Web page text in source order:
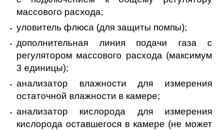
массового расхода;
уловитель флюса (для защиты помпы);
дополнительная линия подачи газа с
регулятором массового расхода (максимум
3 единицы);
анализатор влажности для измерения
остаточной влажности в камере;
анализатор кислорода для измерения
кислорода оставшегося в камере (не может